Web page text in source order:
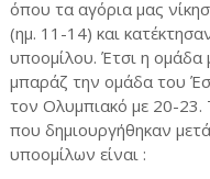
όπου τα αγόρια μας
(ημ. 11-14) και
υποομίλου. Έτσι η ομάδα
μπαράζ την ομάδα του
τον Ολυμπιακό με 20-
που δημιουργήθηκαν
υποομίλων είναι :